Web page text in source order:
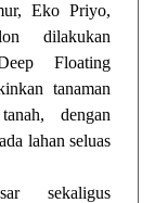
Eko Priyo,
dilakukan
Floating
tanaman
dengan
lahan seluas
sekaligus